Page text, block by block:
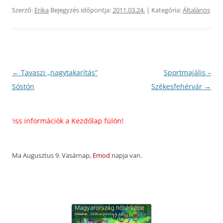
Szerző: Erika Bejegyzés időpontja: 2011.03.24. | Kategória:Általános
Bejegyzés
navigáció
← Tavaszi „nagytakarítás”
Sóstón
Sportmajális –
Székesfehérvár →
információk a Kezdőlap fülön!
Ma Augusztus 9. Vasárnap, Emod napja van.